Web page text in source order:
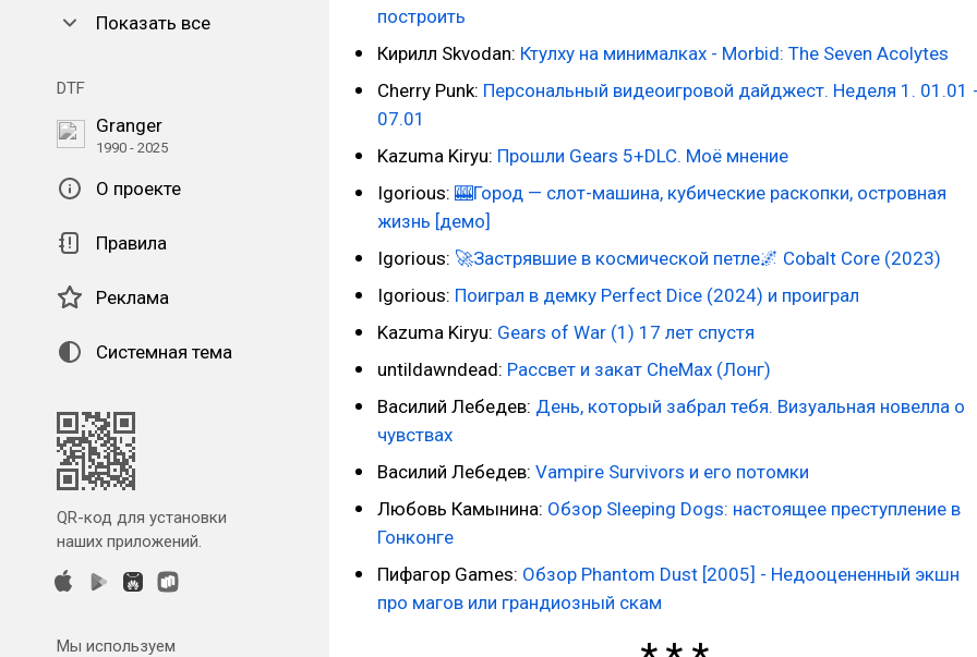
Показать все
DTF
Granger
1990 - 2025
О проекте
Правила
Реклама
Системная тема
QR-код для установки
наших приложений.
Мы используем
построить
Кирилл Skvodan: Ктулху на минималках - Morbid: The Seven Acolytes
Cherry Punk: Персональный видеоигровой дайджест. Неделя 1. 01.01
07.01
Kazuma Kiryu: Прошли Gears 5+DLC. Моё мнение
Igorious: 🎰Город — слот-машина, кубические раскопки, островная
жизнь [демо]
Igorious: 🚀Застрявшие в космической петле🌌 Cobalt Core (2023)
Igorious: Поиграл в демку Perfect Dice (2024) и проиграл
Kazuma Kiryu: Gears of War (1) 17 лет спустя
untildawndead: Рассвет и закат CheMax (Лонг)
Василий Лебедев: День, который забрал тебя. Визуальная новелла о
чувствах
Василий Лебедев: Vampire Survivors и его потомки
Любовь Камынина: Обзор Sleeping Dogs: настоящее преступление в
Гонконге
Пифагор Games: Обзор Phantom Dust [2005] - Недооцененный экшн
про магов или грандиозный скам